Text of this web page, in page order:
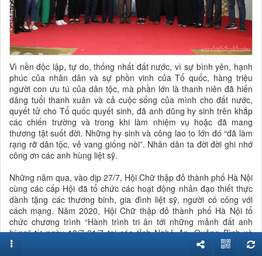
Vì nền độc lập, tự do, thống nhất đất nước, vì sự bình yên, hạnh
phúc của nhân dân và sự phồn vinh của Tổ quốc, hàng triệu
người con ưu tú của dân tộc, mà phần lớn là thanh niên đã hiến
dâng tuổi thanh xuân và cả cuộc sống của mình cho đất nước,
quyết tử cho Tổ quốc quyết sinh, đã anh dũng hy sinh trên khắp
các chiến trường và trong khi làm nhiệm vụ hoặc đã mang
thương tật suốt đời. Những hy sinh và công lao to lớn đó “đã làm
rạng rỡ dân tộc, vẻ vang giống nòi”. Nhân dân ta đời đời ghi nhớ
công ơn các anh hùng liệt sỹ.
Những năm qua, vào dịp 27/7, Hội Chữ thập đỏ thành phố Hà Nội
cùng các cấp Hội đã tổ chức các hoạt động nhân đạo thiết thực
dành tặng các thương binh, gia đình liệt sỹ, người có công với
cách mạng. Năm 2020, Hội Chữ thập đỏ thành phố Hà Nội tổ
chức chương trình “Hành trình tri ân tới những mảnh đất anh
hùng” từ ngày 18/7-21/7 tại các tỉnh Nghệ An, Quảng Bình và
Quảng Trị.